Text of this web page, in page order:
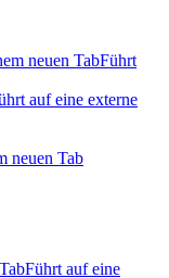
neuen TabFührt
auf eine externe
neuen Tab
Führt auf eine